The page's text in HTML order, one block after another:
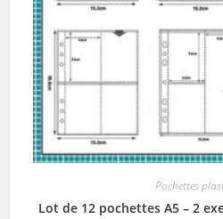
Pochettes
Lot de 12 pochettes A5 – 2